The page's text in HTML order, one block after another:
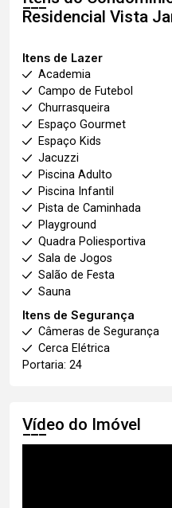
Residencial Vista
Itens de Lazer
Academia
Campo de Futebol
Churrasqueira
Espaço Gourmet
Espaço Kids
Jacuzzi
Piscina Adulto
Piscina Infantil
Pista de Caminhada
Playground
Quadra Poliesportiva
Sala de Jogos
Salão de Festa
Sauna
Itens de Segurança
Câmeras de Segurança
Cerca Elétrica
Portaria: 24
Vídeo do Imóvel